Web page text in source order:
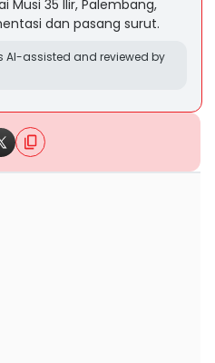
Musi 35 Ilir, Palembang,
dan pasang surut.
AI-assisted and reviewed by